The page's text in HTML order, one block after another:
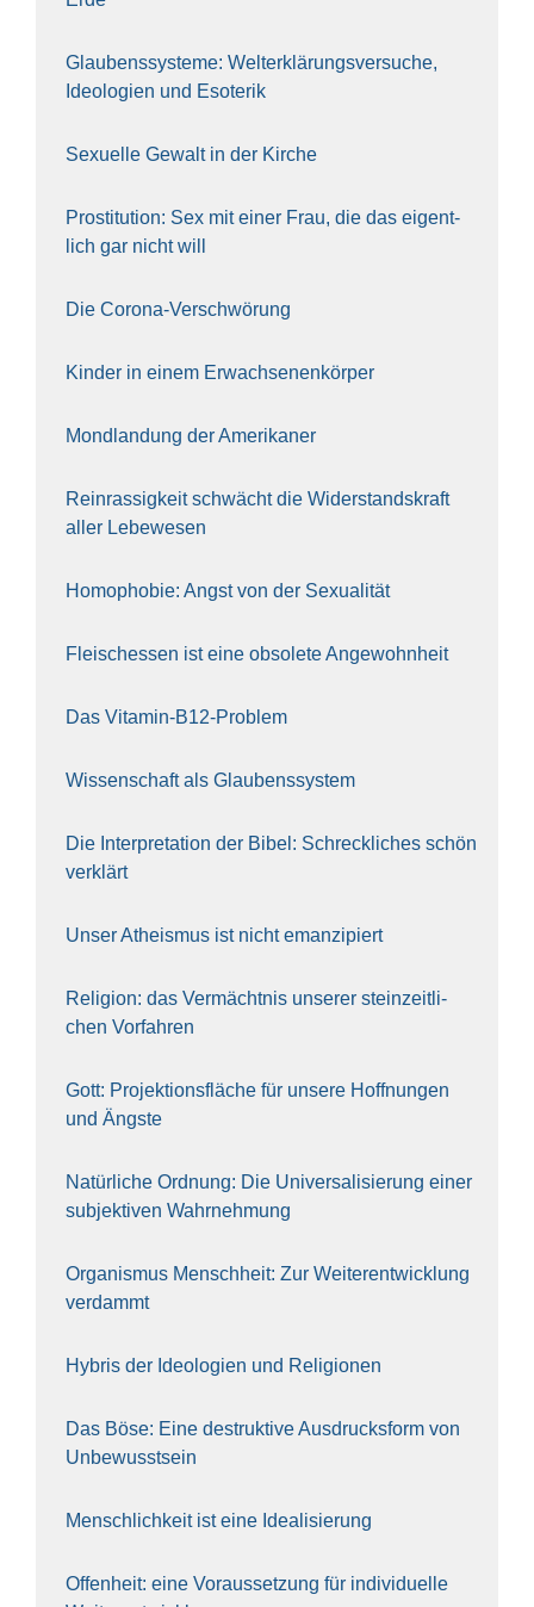
Glau­bens­sys­te­me: Welt­erklä­rungs­ver­su­che,
Ideo­lo­gien und Eso­te­rik
Sexu­el­le Gewalt in der Kir­che
Pro­sti­tu­ti­on: Sex mit einer Frau, die das eigent­
lich gar nicht will
Die Coro­na-Ver­schwö­rung
Kin­der in einem Erwach­se­nen­kör­per
Mond­lan­dung der Ame­ri­ka­ner
Rein­ras­sig­keit schwächt die Wider­stands­kraft
aller Lebe­we­sen
Homo­pho­bie: Angst von der Sexua­li­tät
Fleisch­essen ist eine obso­le­te An‍ge‍wohn‍heit
Das Vit­amin-B12-Pro­blem
Wis­sen­schaft als Glau­bens­sys­tem
Die Inter­pre­ta­ti­on der Bibel: Schreck­li­ches schön
ver­klärt
Unser Athe­is­mus ist nicht eman­zi­piert
Reli­gi­on: das Ver­mächt­nis unse­rer stein­zeit­li­
chen Vor­fah­ren
Gott: Pro­jek­ti­ons­flä­che für unse­re Hoff­nun­gen
und Ängs­te
Natür­li­che Ord­nung: Die Uni­ver­sa­li­sie­rung einer
sub­jek­ti­ven Wahr­neh­mung
Orga­nis­mus Mensch­heit: Zur Wei­ter­ent­wick­lung
ver­dammt
Hybris der Ideo­lo­gien und Reli­gio­nen
Das Böse: Eine destruk­ti­ve Aus­drucks­form von
Unbe­wusst­sein
Mensch­lich­keit ist eine Idea­li­sie­rung
Offen­heit: eine Vor­aus­set­zung für indi­vi­du­el­le